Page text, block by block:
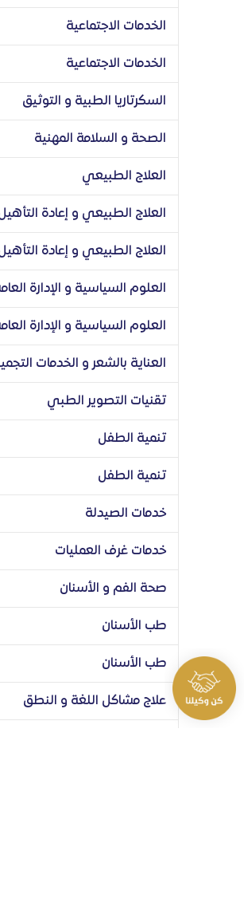
الخدمات الاجتماعية
الخدمات الاجتماعية
السكرتاريا الطبية و التوثيق
الصحة و السلامة المهنية
العلاج الطبيعي
العلاج الطبيعي و إعادة
العلاج الطبيعي و إعادة
العلوم السياسية و الإدارة
العلوم السياسية و الإدارة
العناية بالشعر و الخدمات
تقنيات التصوير الطبي
تنمية الطفل
تنمية الطفل
خدمات الصيدلة
خدمات غرف العمليات
صحة الفم و الأسنان
طب الأسنان
طب الأسنان
علاج مشاكل اللغة و النطق